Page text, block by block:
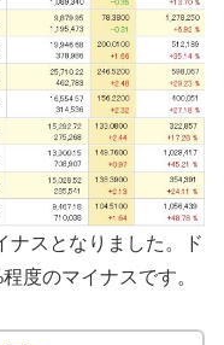
ナスとなりました。ド
度のマイナスです。